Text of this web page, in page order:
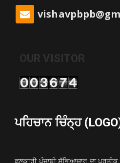
OUR VISITOR
ਪਹਿਚਾਨ ਚਿੰਨ੍ਹ
ਫੁਲਕਾਰੀ ਪੰਜਾਬੀ ਸੱਭਿਆਚਾਰ ਦਾ